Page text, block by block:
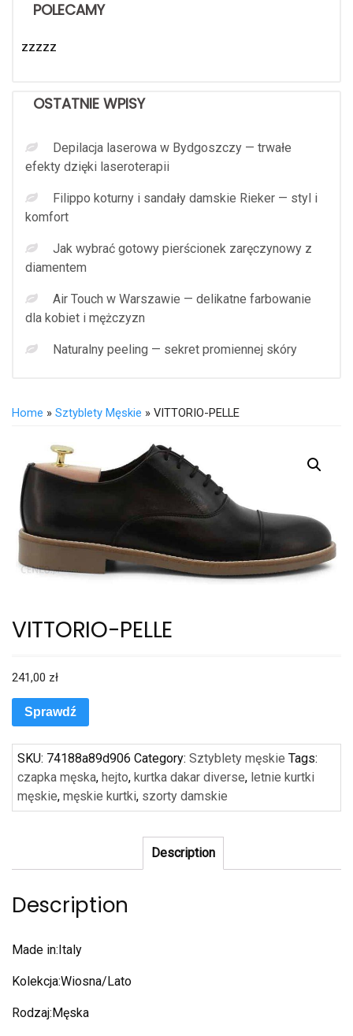
POLECAMY
zzzzz
OSTATNIE WPISY
Depilacja laserowa w Bydgoszczy — trwałe
efekty dzięki laseroterapii
Filippo koturny i sandały damskie Rieker — styl i
komfort
Jak wybrać gotowy pierścionek zaręczynowy z
diamentem
Air Touch w Warszawie — delikatne farbowanie
dla kobiet i mężczyzn
Naturalny peeling — sekret promiennej skóry
Home » Sztyblety Męskie » VITTORIO-PELLE
VITTORIO-PELLE
241,00 zł
Sprawdź
SKU: 74188a89d906 Category: Sztyblety męskie Tags:
czapka męska, hejto, kurtka dakar diverse, letnie kurtki
męskie, męskie kurtki, szorty damskie
Description
Description
Made in:Italy
Kolekcja:Wiosna/Lato
Rodzaj:Męska